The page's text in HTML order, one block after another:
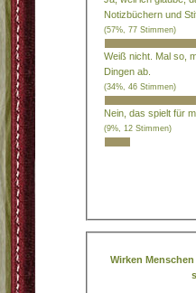
Notizbüchern und
(57%, 77 Stimmen)
Weiß nicht. Mal so,
Dingen ab.
(34%, 46 Stimmen)
Nein, das spielt für
(9%, 12 Stimmen)
Wirken